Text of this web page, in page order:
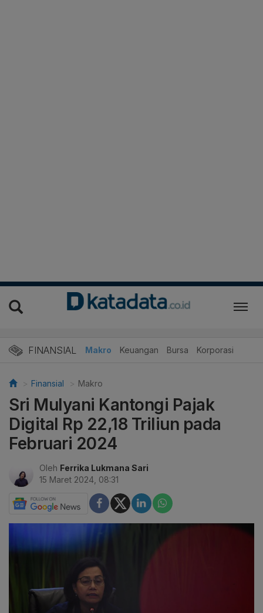
FINANSIAL Makro Keuangan Bursa Korporasi
Finansial Makro
Sri Mulyani Kantongi Pajak
Digital Rp 22,18 Triliun pada
Februari 2024
Oleh Ferrika Lukmana Sari
15 Maret 2024, 08:31